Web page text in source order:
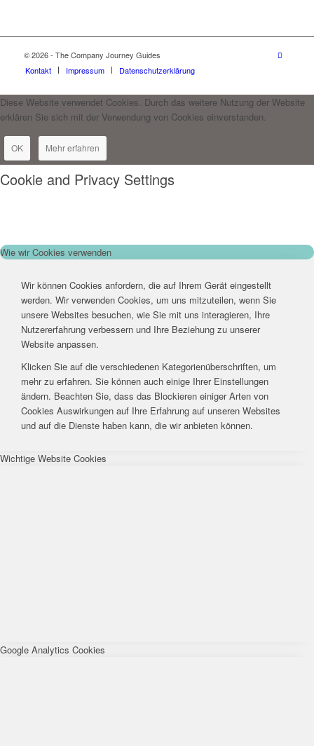
© 2026 - The Company Journey Guides
Kontakt
Impressum Datenschutzerklärung
Diese Website verwendet Cookies. Durch das weitere Nutzung der Website
erklären Sie sich mit der Verwendung von Cookies einverstanden.
OK Mehr erfahren
Cookie and Privacy Settings
Wie wir Cookies verwenden
Wir können Cookies anfordern, die auf Ihrem Gerät eingestellt
werden. Wir verwenden Cookies, um uns mitzuteilen, wenn Sie
unsere Websites besuchen, wie Sie mit uns interagieren, Ihre
Nutzererfahrung verbessern und Ihre Beziehung zu unserer
Website anpassen.
Klicken Sie auf die verschiedenen Kategorienüberschriften, um
mehr zu erfahren. Sie können auch einige Ihrer Einstellungen
ändern. Beachten Sie, dass das Blockieren einiger Arten von
Cookies Auswirkungen auf Ihre Erfahrung auf unseren Websites
und auf die Dienste haben kann, die wir anbieten können.
Wichtige Website Cookies
Google Analytics Cookies